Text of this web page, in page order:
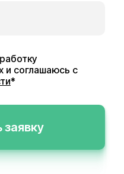
и соглашаюсь с
*
заявку